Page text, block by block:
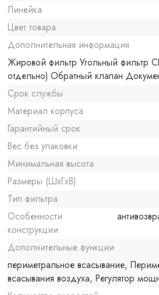
Линейка
Цвет товара
Дополнительная информация
Жировой фильтр Угольный фильтр
отдельно) Обратный клапан
Срок службы
Материал корпуса
Гарантийный срок
Вес без упаковки
Минимальная высота
Размеры (ШxГxВ)
Тип фильтра
Особенности
конструкции
Дополнительные функции
периметральное всасывание,
всасывания воздуха, Регулятор